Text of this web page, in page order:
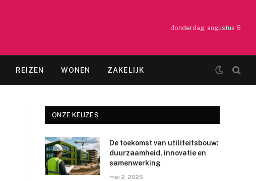
donderdag, augustus 6
REIZEN WONEN ZAKELIJK
ONZE KEUZES
De toekomst van utiliteitsbouw:
duurzaamheid, innovatie en
samenwerking
mei 2, 2026